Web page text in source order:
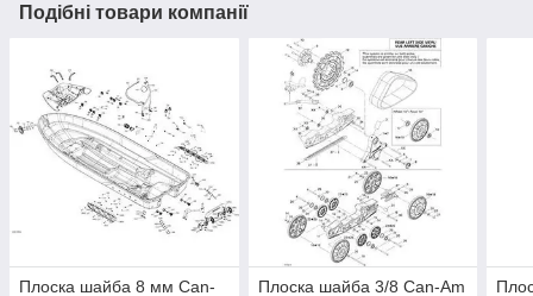
Подібні товари компанії
Плоска шайба 8 мм Can-
Плоска шайба 3/8 Can-Am